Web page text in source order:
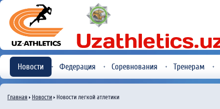
Новости Федерация Соревнования Тренерам
Главная Новости Новости легкой атлетики